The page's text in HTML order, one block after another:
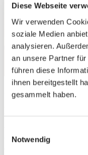
Diese Webseite
Wir verwenden
soziale Medien
analysieren.
an unsere Partner
führen diese
ihnen bereitgestellt
gesammelt haben.
Notwendig
Designing daylight
wie Sie Tageslicht